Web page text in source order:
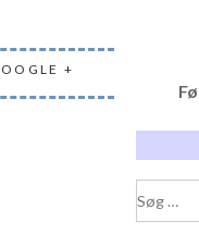
+
Søg
efter: